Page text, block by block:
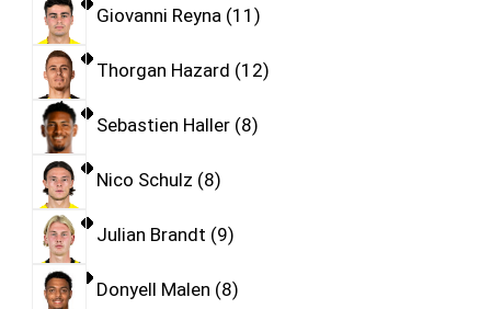
Giovanni Reyna 11
Thorgan Hazard 12
Sebastien Haller 8
Nico Schulz 8
Julian Brandt 9
Donyell Malen 8